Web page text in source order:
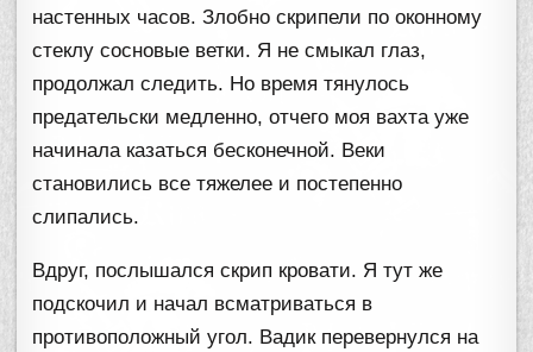
настенных часов. Злобно скрипели по оконному
стеклу сосновые ветки. Я не смыкал глаз,
продолжал следить. Но время тянулось
предательски медленно, отчего моя вахта уже
начинала казаться бесконечной. Веки
становились все тяжелее и постепенно
слипались.
Вдруг, послышался скрип кровати. Я тут же
подскочил и начал всматриваться в
противоположный угол. Вадик перевернулся на